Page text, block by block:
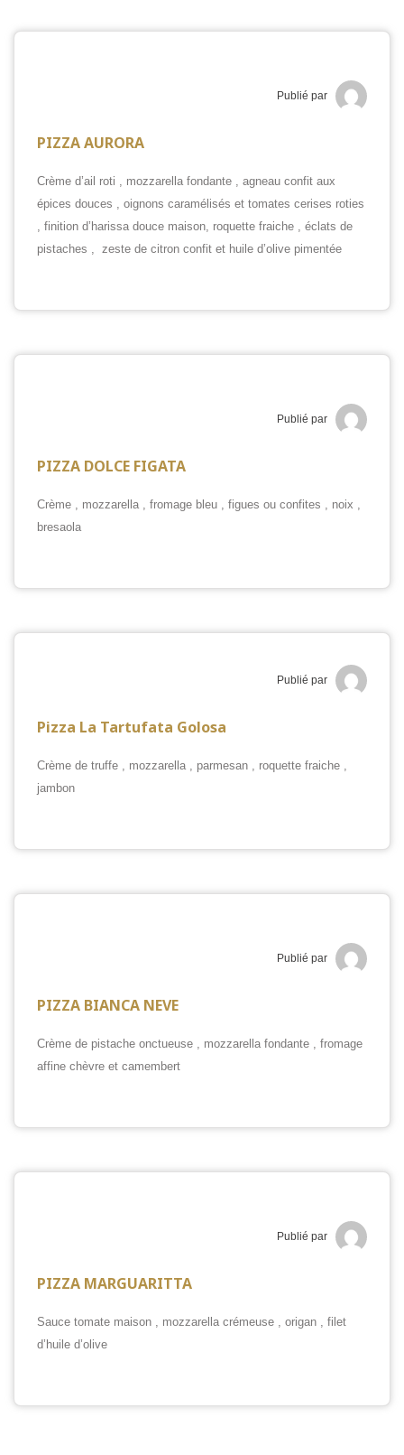
Publié par
PIZZA AURORA
Crème d’ail roti , mozzarella fondante , agneau confit aux
épices douces , oignons caramélisés et tomates cerises roties
, finition d’harissa douce maison, roquette fraiche , éclats de
pistaches , zeste de citron confit et huile d’olive pimentée
Publié par
PIZZA DOLCE FIGATA
Crème , mozzarella , fromage bleu , figues ou confites , noix ,
bresaola
Publié par
Pizza La Tartufata Golosa
Crème de truffe , mozzarella , parmesan , roquette fraiche ,
jambon
Publié par
PIZZA BIANCA NEVE
Crème de pistache onctueuse , mozzarella fondante , fromage
affine chèvre et camembert
Publié par
PIZZA MARGUARITTA
Sauce tomate maison , mozzarella crémeuse , origan , filet
d’huile d’olive